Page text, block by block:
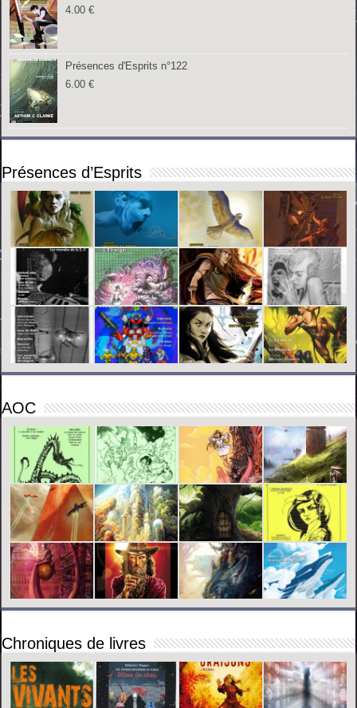
4.00€
Présences d'Esprits n°122
6.00€
Présences d’Esprits
AOC
Chroniques de livres